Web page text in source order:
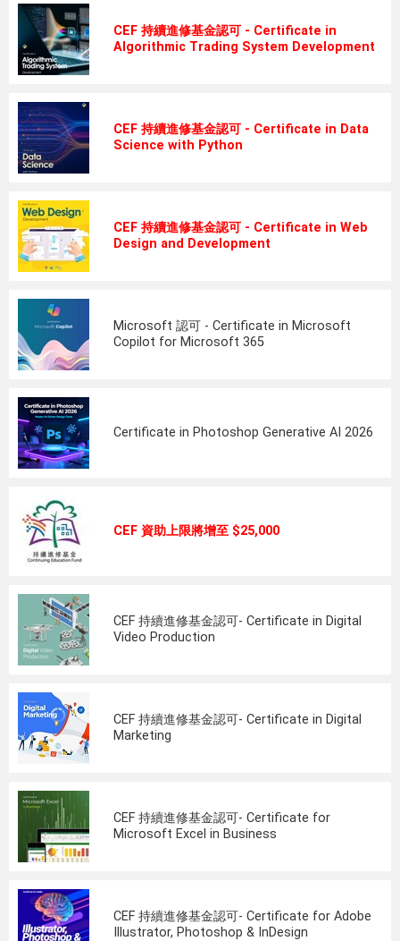
CEF 持續進修基金認可 - Certificate in
Algorithmic Trading System Development
CEF 持續進修基金認可 - Certificate in Data
Science with Python
CEF 持續進修基金認可 - Certificate in Web
Design and Development
Microsoft 認可 - Certificate in Microsoft
Copilot for Microsoft 365
Certificate in Photoshop Generative AI 2026
CEF 資助上限將增至 $25,000
CEF 持續進修基金認可- Certificate in Digital
Video Production
CEF 持續進修基金認可- Certificate in Digital
Marketing
CEF 持續進修基金認可- Certificate for
Microsoft Excel in Business
CEF 持續進修基金認可- Certificate for Adobe
Illustrator, Photoshop & InDesign